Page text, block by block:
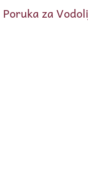
Poruka za